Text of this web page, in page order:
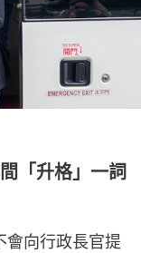
「升格」一詞
會向行政長官提